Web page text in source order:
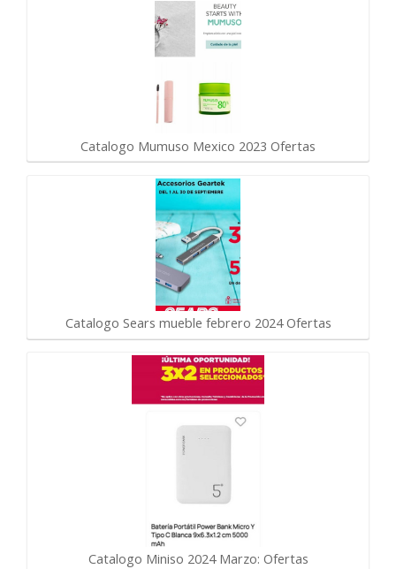
Catalogo Mumuso Mexico 2023 Ofertas
Catalogo Sears mueble febrero 2024 Ofertas
Catalogo Miniso 2024 Marzo: Ofertas